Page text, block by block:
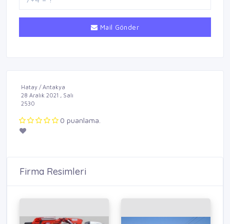
Mail Gönder
Hatay / Antakya
28 Aralık 2021 , Salı
2530
0 puanlama.
Firma Resimleri